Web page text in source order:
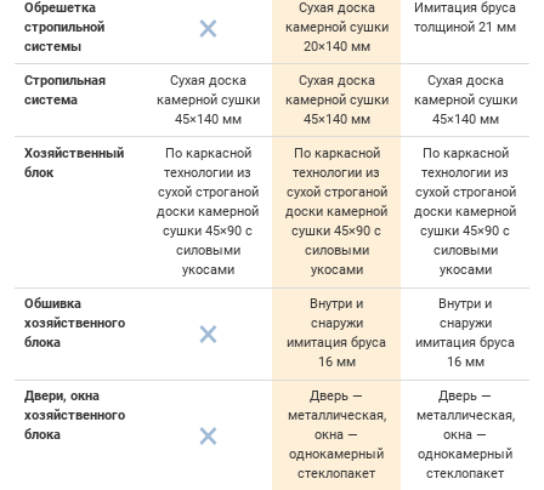
Обрешетка
стропильной
системы
Сухая доска
камерной сушки
20×140 мм
Имитация бруса
толщиной 21 мм
Стропильная
система
Сухая доска
камерной сушки
45×140 мм
Сухая доска
камерной сушки
45×140 мм
Сухая доска
камерной сушки
45×140 мм
Хозяйственный
блок
По каркасной
технологии из
сухой строганой
доски камерной
сушки 45×90 с
силовыми
укосами
По каркасной
технологии из
сухой строганой
доски камерной
сушки 45×90 с
силовыми
укосами
По каркасной
технологии из
сухой строганой
доски камерной
сушки 45×90 с
силовыми
укосами
Обшивка
хозяйственного
блока
Внутри и
снаружи
имитация бруса
16 мм
Внутри и
снаружи
имитация бруса
16 мм
Двери, окна
хозяйственного
блока
Дверь —
металлическая,
окна —
однокамерный
стеклопакет
Дверь —
металлическая,
окна —
однокамерный
стеклопакет